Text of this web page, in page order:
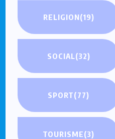
RELIGION(19)
SOCIAL(32)
SPORT(77)
TOURISME(3)